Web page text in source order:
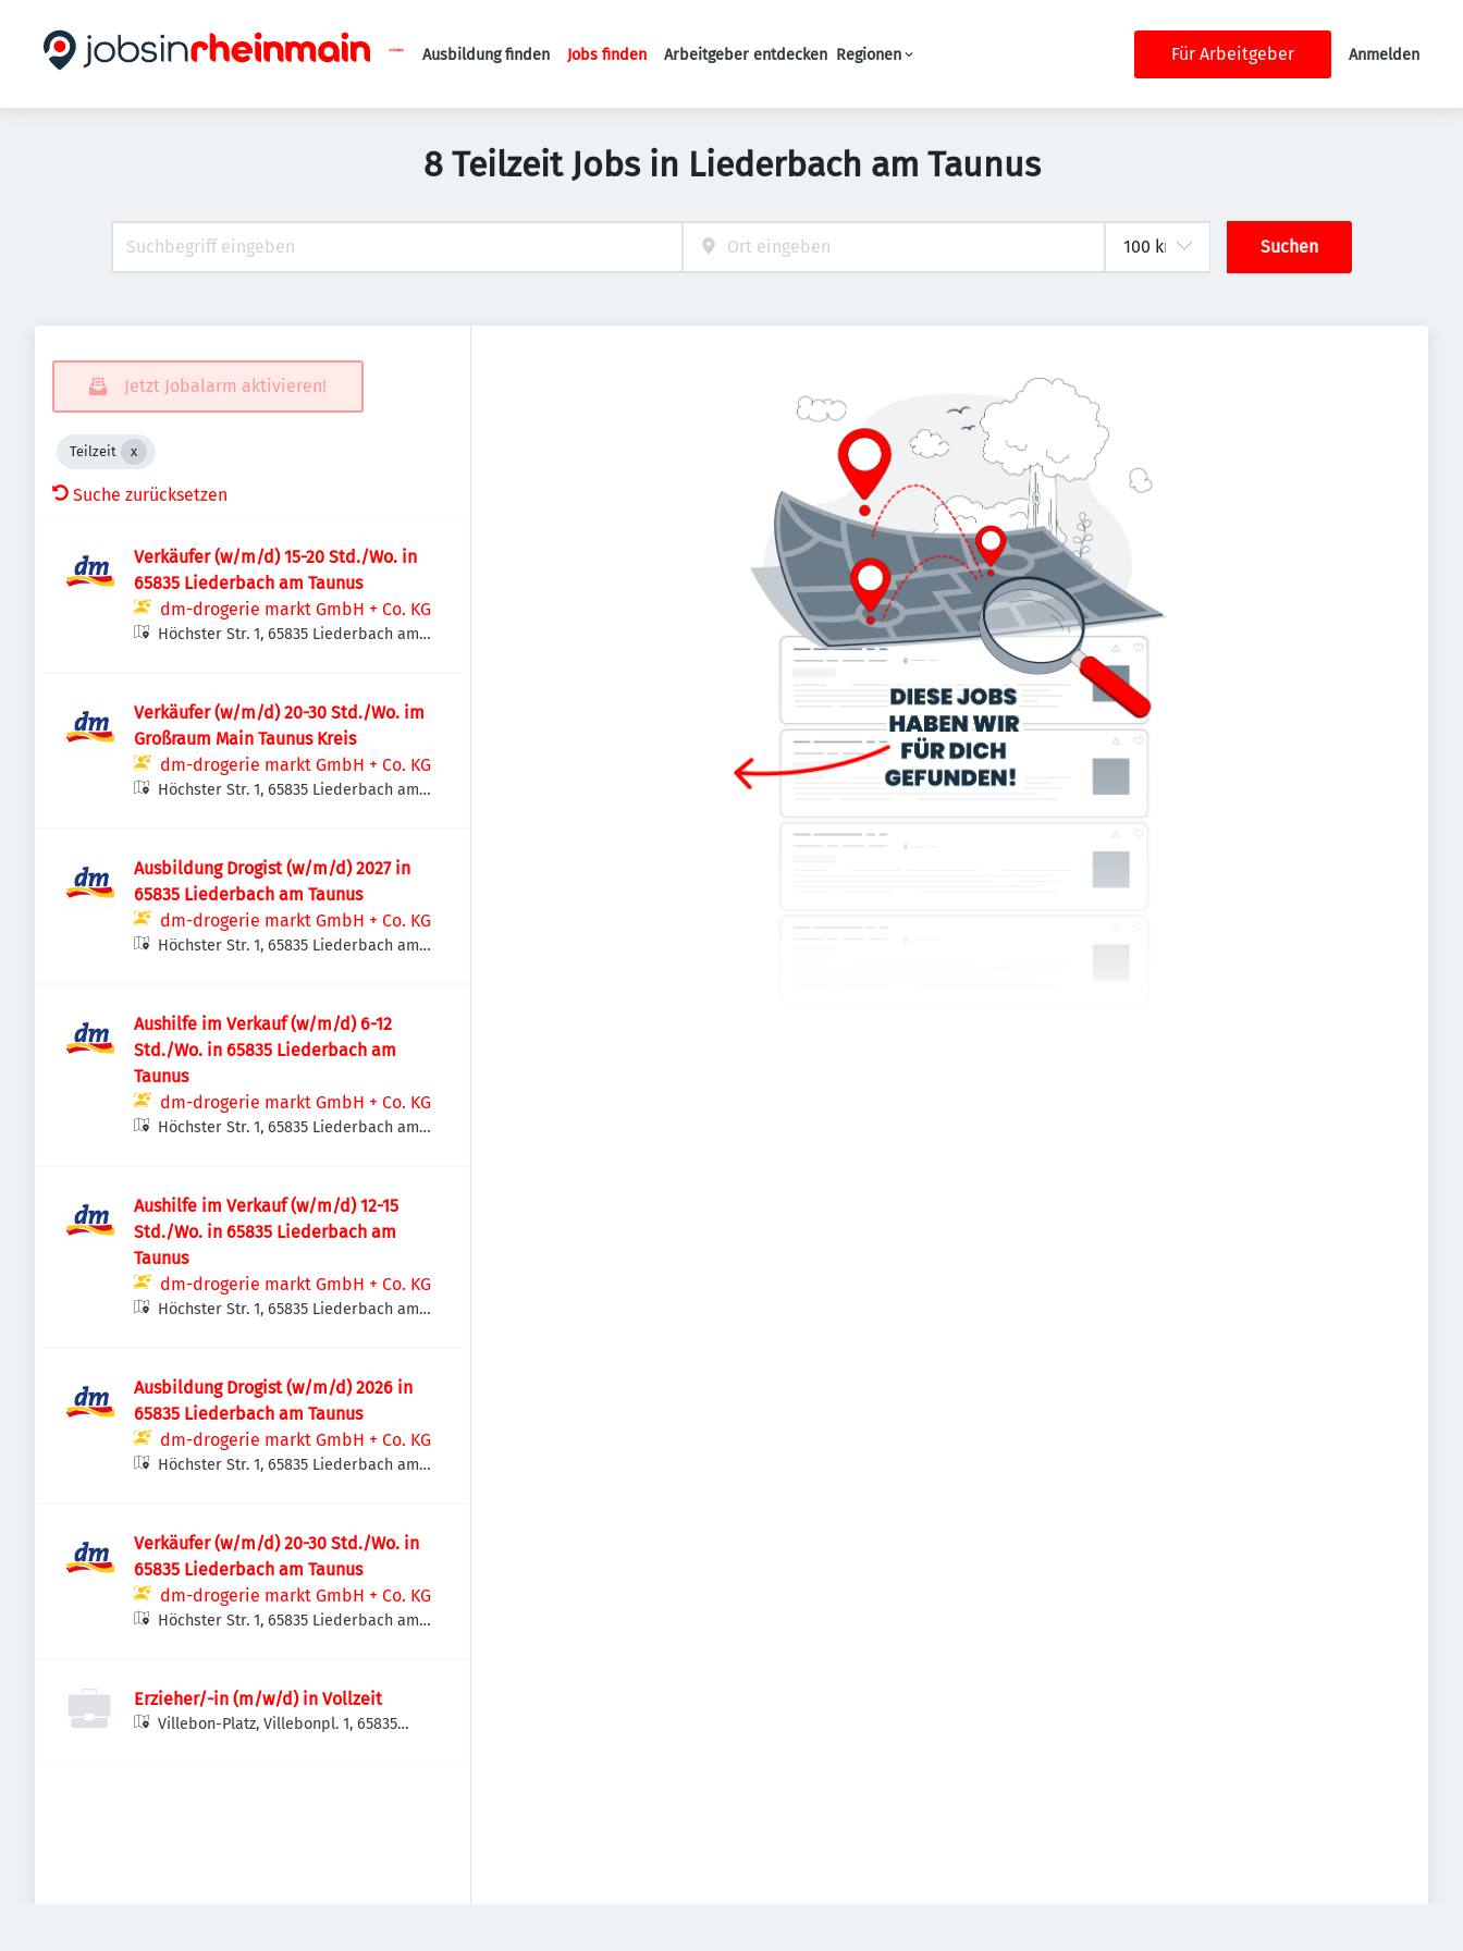
Haupt-Navigation
Ausbildung finden Jobs finden Arbeitgeber entdecken Regionen Für Arbeitgeber Anmelden
8 Teilzeit Jobs in Liederbach am Taunus
Suchen
Jetzt Jobalarm aktivieren!
Teilzeit
Suche zurücksetzen
Verkäufer (w/m/d) 15-20 Std./Wo. in
65835 Liederbach am Taunus
dm-drogerie markt GmbH + Co. KG
Höchster Str. 1, 65835 Liederbach am
Verkäufer (w/m/d) 20-30 Std./Wo. im
Großraum Main Taunus Kreis
dm-drogerie markt GmbH + Co. KG
Höchster Str. 1, 65835 Liederbach am
Ausbildung Drogist (w/m/d) 2027 in
65835 Liederbach am Taunus
dm-drogerie markt GmbH + Co. KG
Höchster Str. 1, 65835 Liederbach am
Aushilfe im Verkauf (w/m/d) 6-12
Std./Wo. in 65835 Liederbach am
Taunus
dm-drogerie markt GmbH + Co. KG
Höchster Str. 1, 65835 Liederbach am
Aushilfe im Verkauf (w/m/d) 12-15
Std./Wo. in 65835 Liederbach am
Taunus
dm-drogerie markt GmbH + Co. KG
Höchster Str. 1, 65835 Liederbach am
Ausbildung Drogist (w/m/d) 2026 in
65835 Liederbach am Taunus
dm-drogerie markt GmbH + Co. KG
Höchster Str. 1, 65835 Liederbach am
Verkäufer (w/m/d) 20-30 Std./Wo. in
65835 Liederbach am Taunus
dm-drogerie markt GmbH + Co. KG
Höchster Str. 1, 65835 Liederbach am
Erzieher/-in (m/w/d) in Vollzeit
Villebon-Platz, Villebonpl. 1, 65835